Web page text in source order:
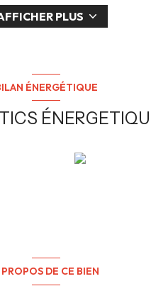
de Strasbourg ? Vous
d'Eschau est faite pour
!
s'adapte à votre
PLUS
ÉNERGÉTIQUE
DE CE BIEN